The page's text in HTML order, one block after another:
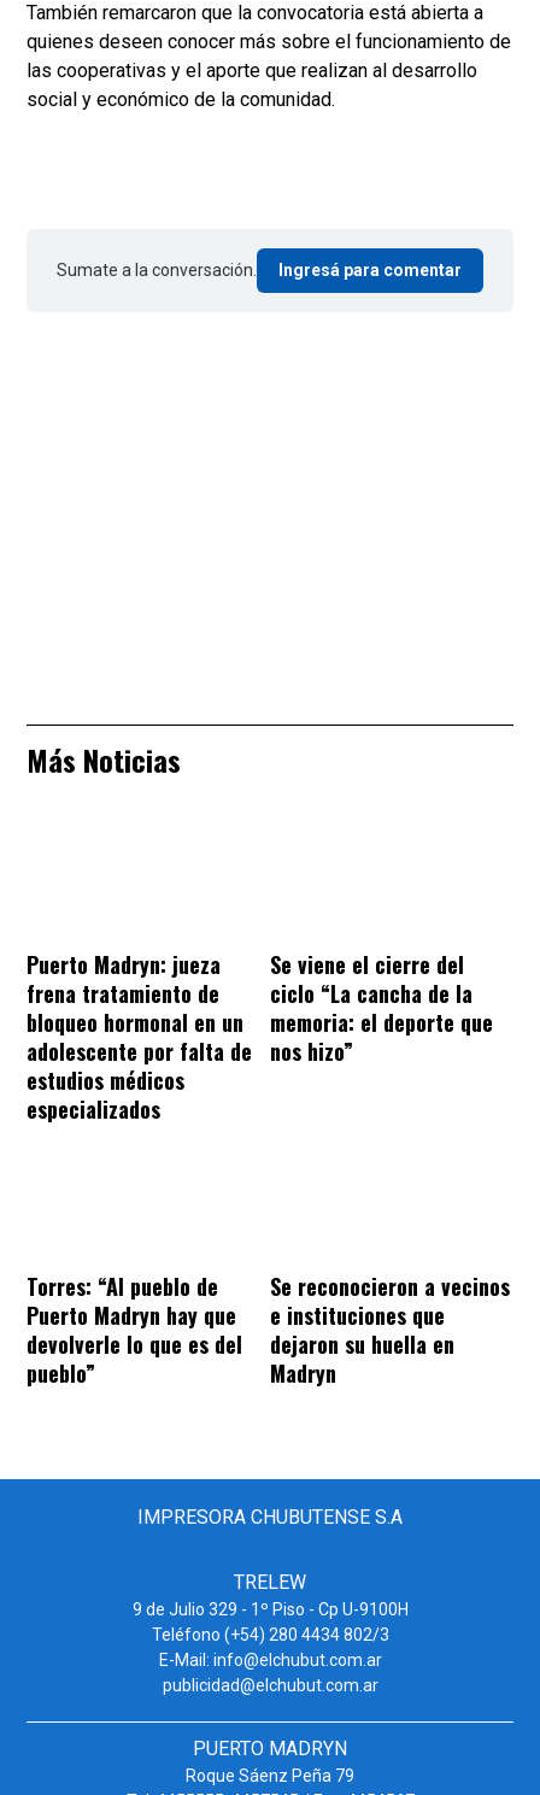
También remarcaron que la convocatoria está abierta a
quienes deseen conocer más sobre el funcionamiento de
las cooperativas y el aporte que realizan al desarrollo
social y económico de la comunidad.
Sumate a la conversación. Ingresá para comentar
Más Noticias
Puerto Madryn: jueza
frena tratamiento de
bloqueo hormonal en un
adolescente por falta de
estudios médicos
especializados
Se viene el cierre del
ciclo “La cancha de la
memoria: el deporte que
nos hizo”
Torres: “Al pueblo de
Puerto Madryn hay que
devolverle lo que es del
pueblo”
Se reconocieron a vecinos
e instituciones que
dejaron su huella en
Madryn
IMPRESORA CHUBUTENSE S.A
TRELEW
9 de Julio 329 - 1º Piso - Cp U-9100H
Teléfono (+54) 280 4434 802/3
E-Mail: info@elchubut.com.ar
publicidad@elchubut.com.ar
PUERTO MADRYN
Roque Sáenz Peña 79